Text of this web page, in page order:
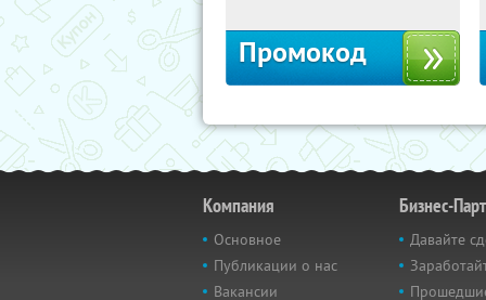
Промокод
Компания
Основное
Публикации о нас
Вакансии
Бизнес-
Давайте